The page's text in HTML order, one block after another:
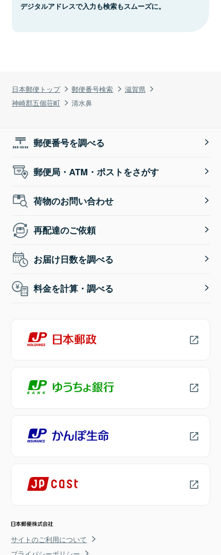
日本郵便トップ 郵便番号検索
滋賀県
神崎郡五個荘町
清水鼻
デジタルアドレスで入力も検索もスムーズに。
郵便番号を調べる
郵便局・ATM・ポストをさがす
荷物のお問い合わせ
再配達のご依頼
お届け日数を調べる
料金を計算・調べる
サイトのご利用について